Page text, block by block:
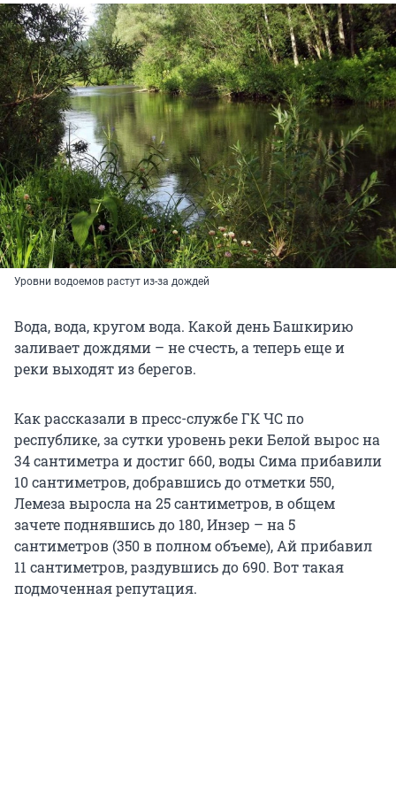
Уровни водоемов растут из-за дождей
Вода, вода, кругом вода. Какой день Башкирию
заливает дождями – не счесть, а теперь еще и
реки выходят из берегов.
Как рассказали в пресс-службе ГК ЧС по
республике, за сутки уровень реки Белой вырос на
34 сантиметра и достиг 660, воды Сима прибавили
10 сантиметров, добравшись до отметки 550,
Лемеза выросла на 25 сантиметров, в общем
зачете поднявшись до 180, Инзер – на 5
сантиметров (350 в полном объеме), Ай прибавил
11 сантиметров, раздувшись до 690. Вот такая
подмоченная репутация.